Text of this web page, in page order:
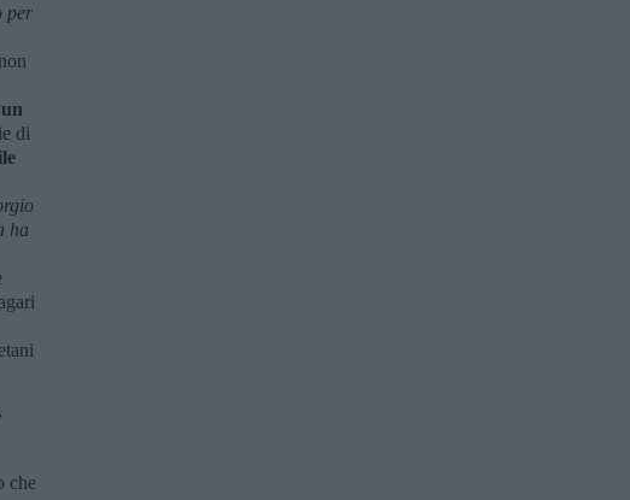
per
di
ha
che